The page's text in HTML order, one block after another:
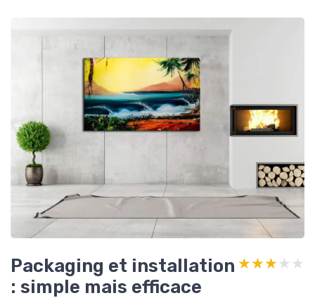
Packaging et installation
: simple mais efficace
★★★★★
★★★★★